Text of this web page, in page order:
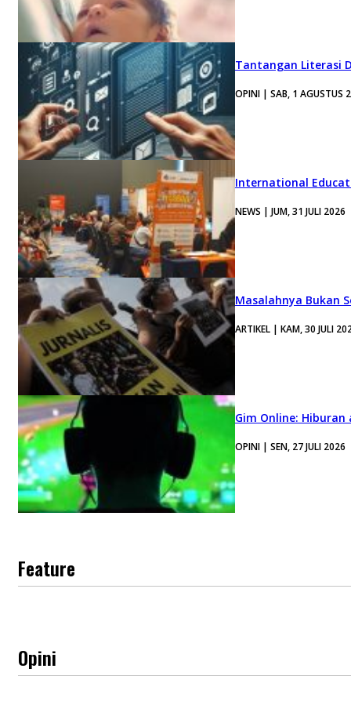
Tantangan Literasi
OPINI | SAB, 1 AGUSTUS
International
NEWS | JUM, 31 JULI 2026
Masalahnya Bukan
ARTIKEL | KAM, 30 JULI
Gim Online:
OPINI | SEN, 27 JULI 2026
Feature
Opini